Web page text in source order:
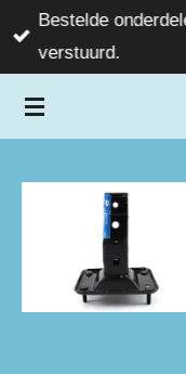
Ga
direct
de
Bestelde
verstuurd.